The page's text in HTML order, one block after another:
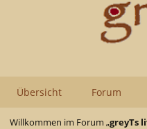
Übersicht Forum
Willkommen im Forum „greyTs